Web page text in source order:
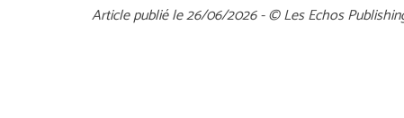
Article publié le 26/06/2026 - © Les Echos